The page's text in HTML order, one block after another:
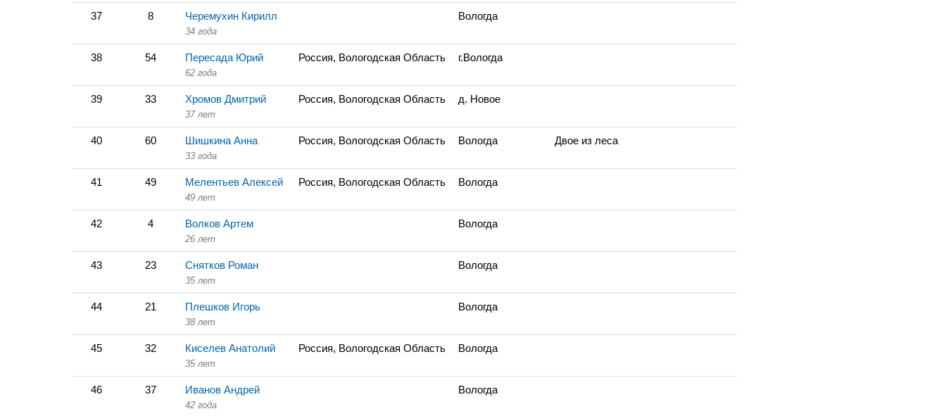
37 8 Черемухин Кирилл
34 года
Вологда
38 54 Пересада Юрий
62 года
Россия, Вологодская Область г.Вологда
39 33 Хромов Дмитрий
37 лет
Россия, Вологодская Область д. Новое
40 60 Шишкина Анна
33 года
Россия, Вологодская Область Вологда Двое из леса
41 49 Мелентьев Алексей
49 лет
Россия, Вологодская Область Вологда
42 4 Волков Артем
26 лет
Вологда
43 23 Снятков Роман
35 лет
Вологда
44 21 Плешков Игорь
38 лет
Вологда
45 32 Киселев Анатолий
35 лет
Россия, Вологодская Область Вологда
46 37 Иванов Андрей
42 года
Вологда